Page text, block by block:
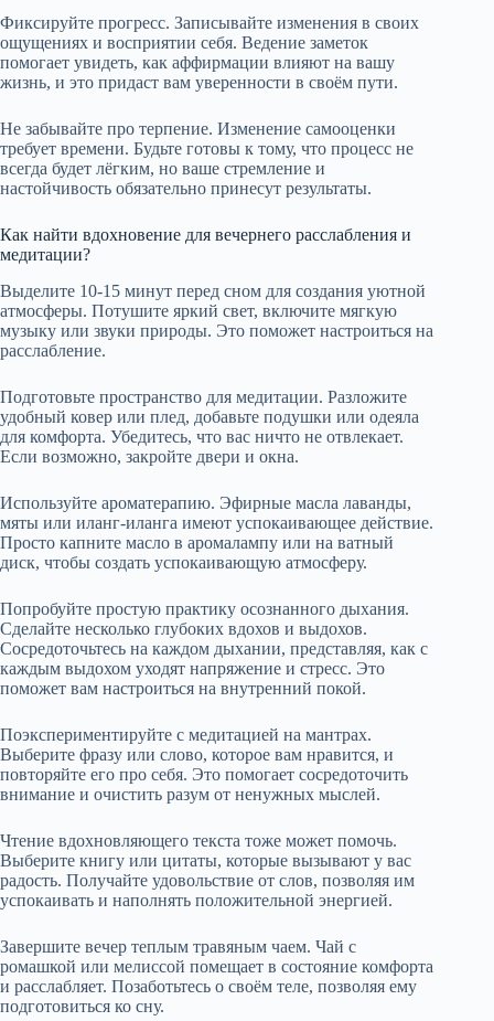
Фиксируйте прогресс. Записывайте изменения в своих
ощущениях и восприятии себя. Ведение заметок
помогает увидеть, как аффирмации влияют на вашу
жизнь, и это придаст вам уверенности в своём пути.
Не забывайте про терпение. Изменение самооценки
требует времени. Будьте готовы к тому, что процесс не
всегда будет лёгким, но ваше стремление и
настойчивость обязательно принесут результаты.
Как найти вдохновение для вечернего расслабления и
медитации?
Выделите 10-15 минут перед сном для создания уютной
атмосферы. Потушите яркий свет, включите мягкую
музыку или звуки природы. Это поможет настроиться на
расслабление.
Подготовьте пространство для медитации. Разложите
удобный ковер или плед, добавьте подушки или одеяла
для комфорта. Убедитесь, что вас ничто не отвлекает.
Если возможно, закройте двери и окна.
Используйте ароматерапию. Эфирные масла лаванды,
мяты или иланг-иланга имеют успокаивающее действие.
Просто капните масло в аромалампу или на ватный
диск, чтобы создать успокаивающую атмосферу.
Попробуйте простую практику осознанного дыхания.
Сделайте несколько глубоких вдохов и выдохов.
Сосредоточьтесь на каждом дыхании, представляя, как с
каждым выдохом уходят напряжение и стресс. Это
поможет вам настроиться на внутренний покой.
Поэкспериментируйте с медитацией на мантрах.
Выберите фразу или слово, которое вам нравится, и
повторяйте его про себя. Это помогает сосредоточить
внимание и очистить разум от ненужных мыслей.
Чтение вдохновляющего текста тоже может помочь.
Выберите книгу или цитаты, которые вызывают у вас
радость. Получайте удовольствие от слов, позволяя им
успокаивать и наполнять положительной энергией.
Завершите вечер теплым травяным чаем. Чай с
ромашкой или мелиссой помещает в состояние комфорта
и расслабляет. Позаботьтесь о своём теле, позволяя ему
подготовиться ко сну.